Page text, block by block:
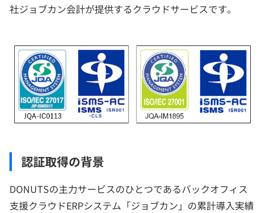
社ジョブカン会計が提供するクラウドサービスです。
認証取得の背景
DONUTSの主力サービスのひとつであるバックオフィス
支援クラウドERPシステム「ジョブカン」の累計導入実績